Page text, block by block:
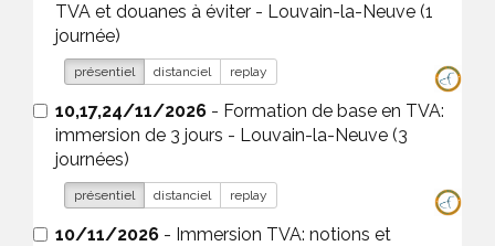
TVA et douanes à éviter - Louvain-la-Neuve (1
journée)
présentiel distanciel replay
10,17,24/11/2026 - Formation de base en TVA:
immersion de 3 jours - Louvain-la-Neuve (3
journées)
présentiel distanciel replay
10/11/2026 - Immersion TVA: notions et